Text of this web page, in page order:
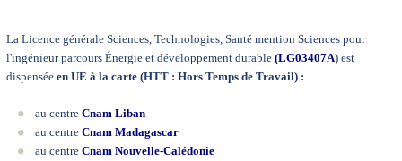
La Licence générale Sciences, Technologies, Santé mention Sciences pour
l'ingénieur parcours Énergie et développement durable (LG03407A) est
dispenséeen UE à la carte (HTT : Hors Temps de Travail) :
au centre Cnam Liban
au centre Cnam Madagascar
au centre Cnam Nouvelle-Calédonie